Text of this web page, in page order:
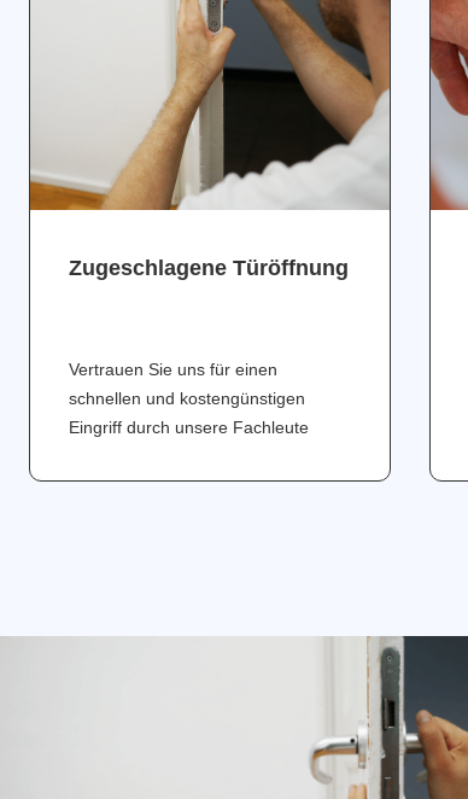
Zugeschlagene Türöffnung
Vertrauen Sie uns für einen
schnellen und kostengünstigen
Eingriff durch unsere Fachleute